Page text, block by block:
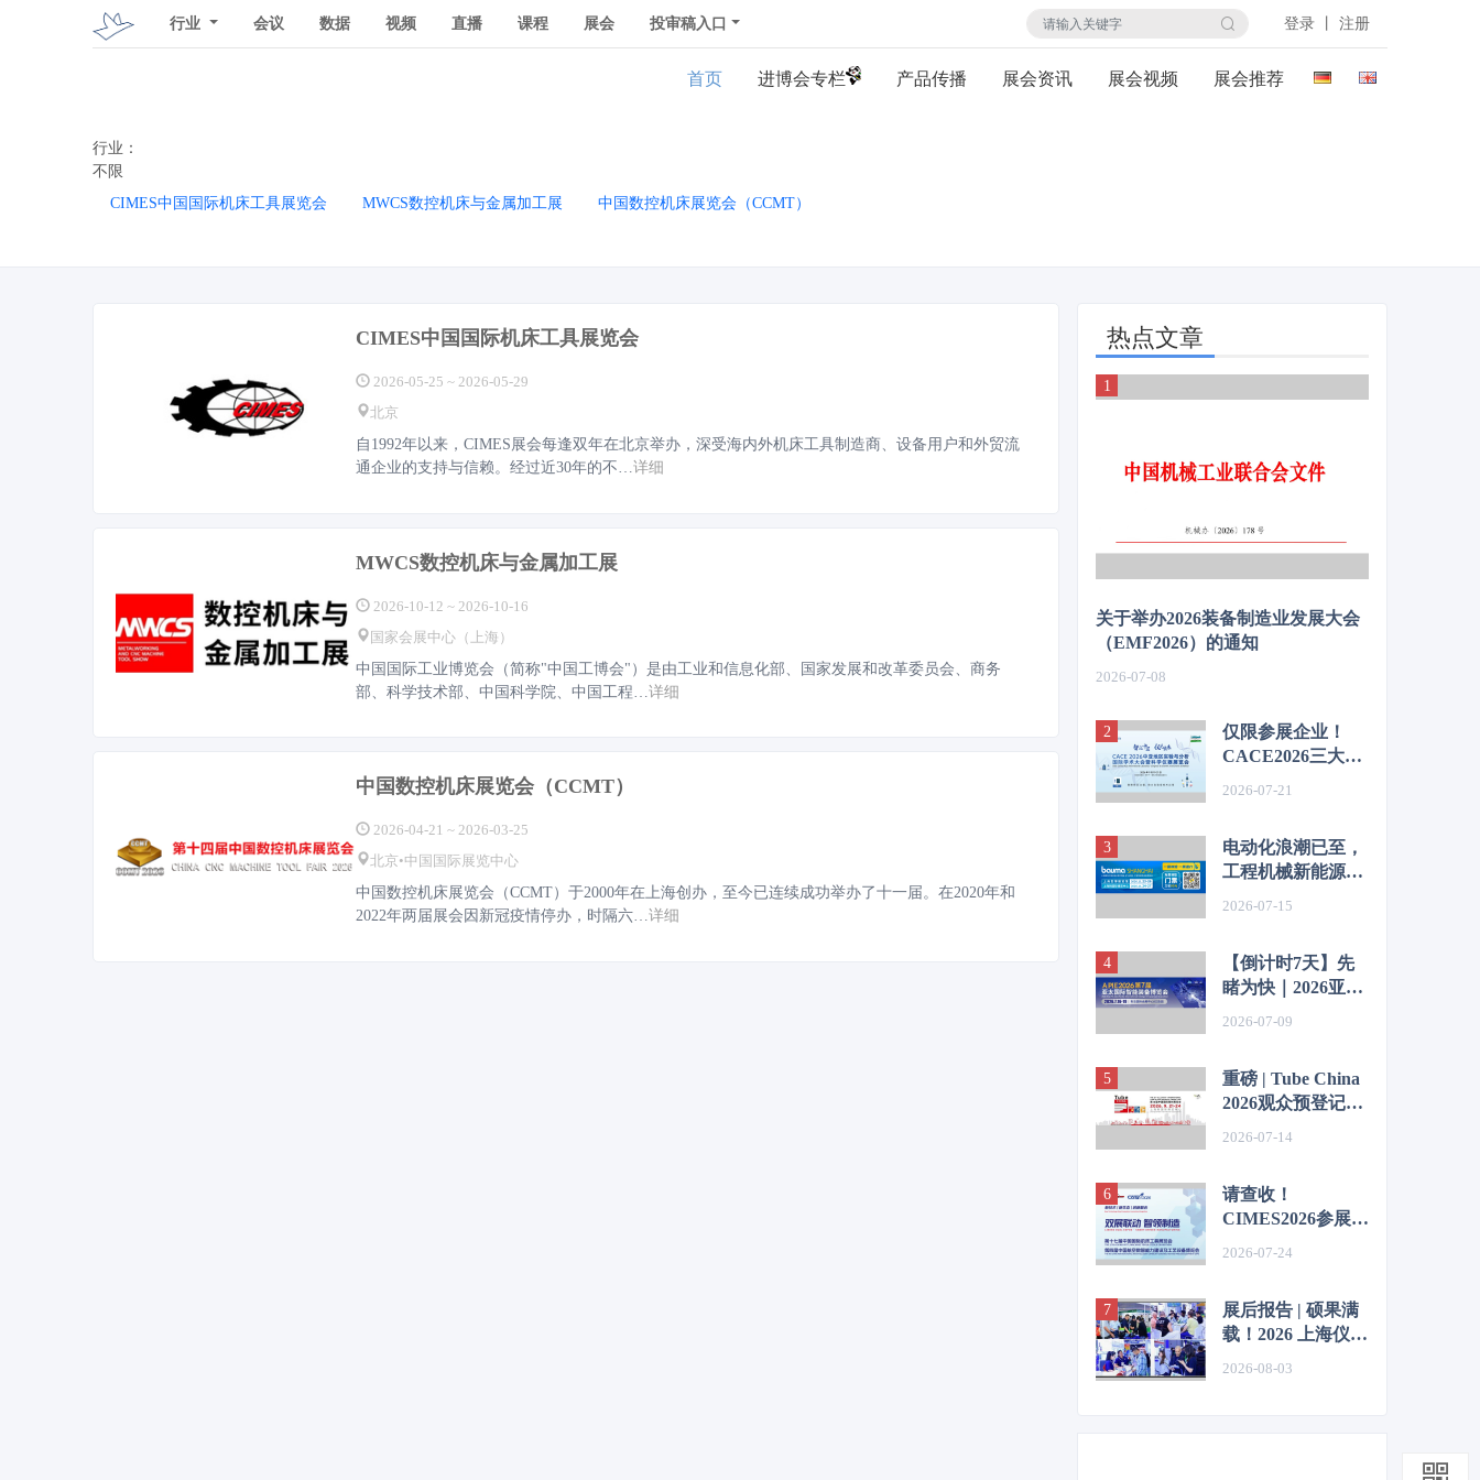
行业 会议 数据 视频 直播 课程 展会 投审稿入口 登录 丨 注册
首页 产品传播 展会资讯 展会视频 展会推荐
行业：
不限
CIMES中国国际机床工具展览会
MWCS数控机床与金属加工展 中国数控机床展览会（CCMT）
CIMES中国国际机床工具展览会
2026-05-25 ~ 2026-05-29
北京
自1992年以来，CIMES展会每逢双年在北京举办，深受海内外机床工具制造商、设备用户和外贸流
通企业的支持与信赖。经过近30年的不…详细
MWCS数控机床与金属加工展
2026-10-12 ~ 2026-10-16
国家会展中心（上海）
中国国际工业博览会（简称"中国工博会"）是由工业和信息化部、国家发展和改革委员会、商务
部、科学技术部、中国科学院、中国工程… 详细
中国数控机床展览会（CCMT）
2026-04-21 ~ 2026-03-25
北京•中国国际展览中心
中国数控机床展览会（CCMT）于2000年在上海创办，至今已连续成功举办了十一届。在2020年和
2022年两届展会因新冠疫情停办，时隔六…详细
热点文章
关于举办2026装备制造业发展大会
（EMF2026）的通知
2026-07-08
仅限参展企业！
CACE2026三大官
2026-07-21
电动化浪潮已至，
工程机械新能源的
2026-07-15
【倒计时7天】先
睹为快｜2026亚太
2026-07-09
重磅 | Tube China
2026观众预登记全
2026-07-14
请查收！
CIMES2026参展观
2026-07-24
展后报告 | 硕果满
载！2026 上海仪器
2026-08-03